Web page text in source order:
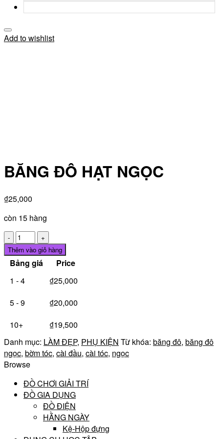
Add to wishlist
BĂNG ĐÔ HẠT NGỌC
₫25,000
còn 15 hàng
BĂNG
ĐÔ
HẠT
NGỌC
số
Thêm vào giỏ hàng
Bảng giá
Price
1 - 4
₫25,000
5 - 9
₫20,000
10+
₫19,500
Danh mục: LÀM ĐẸP, PHỤ KIỆN Từ khóa: băng đô, băng đô
ngọc, bờm tóc, cài đầu, cài tóc, ngọc
Browse
ĐỒ CHƠI GIẢI TRÍ
ĐỒ GIA DỤNG
ĐỒ ĐIỆN
HẰNG NGÀY
Kệ-Hộp đựng